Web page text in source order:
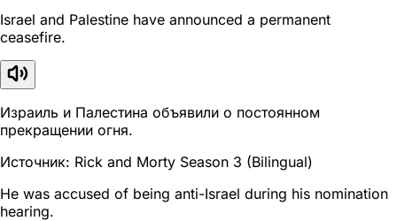
Israel and Palestine have announced a permanent
ceasefire.
Израиль и Палестина объявили о постоянном
прекращении огня.
Источник: Rick and Morty Season 3 (Bilingual)
He was accused of being anti-Israel during his nomination
hearing.